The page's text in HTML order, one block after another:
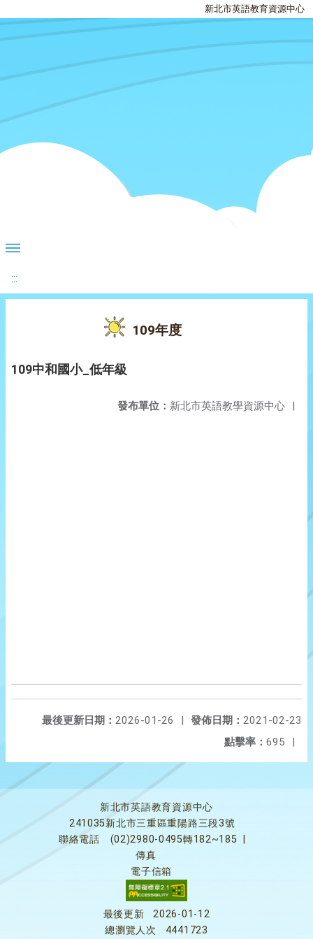
新北市英語教育資源中心
:::
109年度
109中和國小_低年級
發布單位： 新北市英語教學資源中心 |
發佈日期： 2021-02-23
最後更新日期： 2026-01-26
|
點擊率： 695 |
新北市英語教育資源中心
241035新北市三重區重陽路三段3號
聯絡電話
(02)2980-0495轉182~185
傳真
電子信箱
最後更新
2026-01-12
總瀏覽人次
4441723